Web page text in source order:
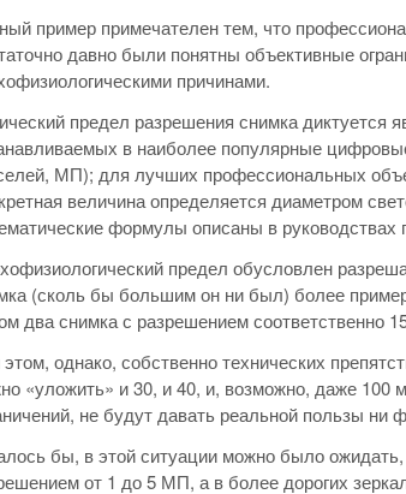
пример примечателен тем, что
давно были понятны объективные
причинами.
предел разрешения снимка диктуется
в наиболее популярные
МП); для лучших профессиональных
величина определяется диаметром
формулы описаны в руководствах
предел обусловлен
(сколь бы большим он ни был) более
два снимка с разрешением соответственно
однако, собственно технических
«уложить» и 30, и 40, и, возможно, даже 100
не будут давать реальной пользы ни
бы, в этой ситуации можно было
от 1 до 5 МП, а в более дорогих